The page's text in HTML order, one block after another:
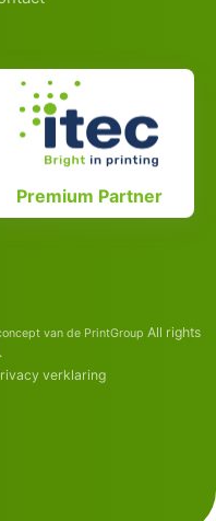
Premium Partner
van de PrintGroup All rights
verklaring